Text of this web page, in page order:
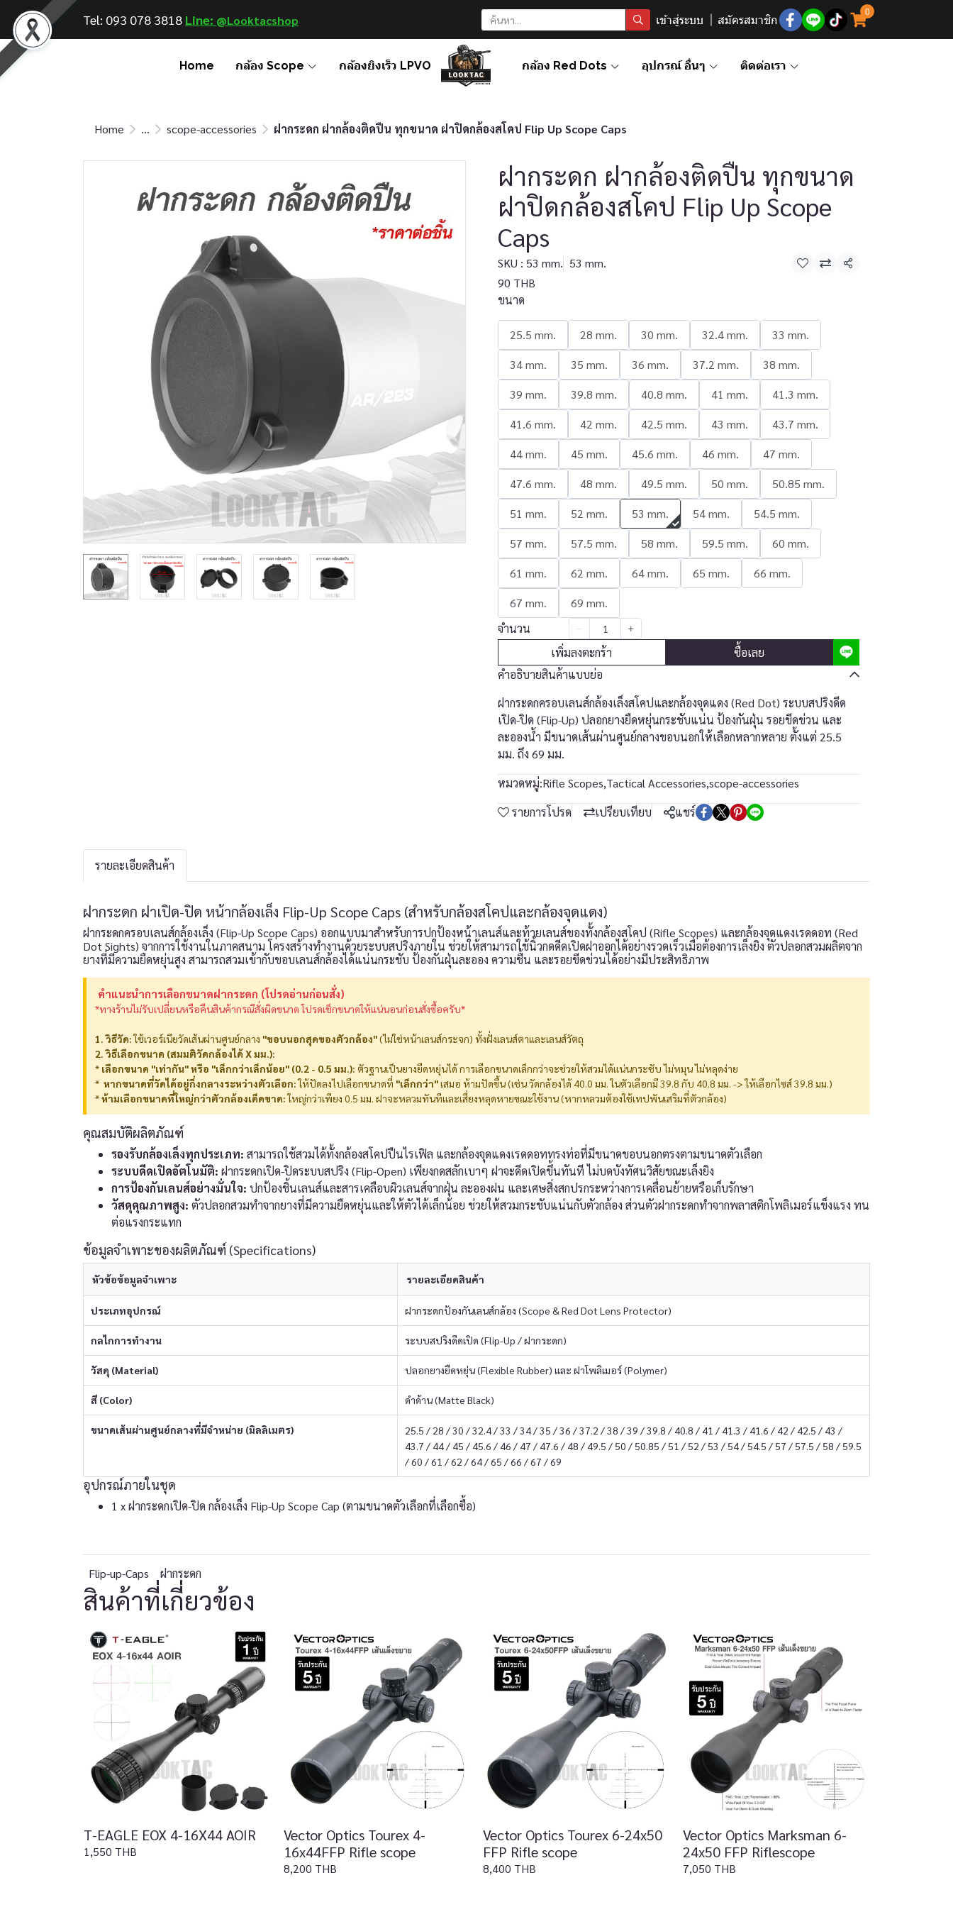
Tel: 093 078 3818 Line: @Looktac shop เข้าสู่ระบบ สมัครสมาชิก
0
Home กล้อง Scope กล้องยิงเร็ว LPVO กล้อง Red Dots อุปกรณ์ อื่นๆ ติดต่อเรา
Home ... scope-accessories ฝากระดก ฝากล้องติดปืน ทุกขนาด ฝาปิดกล้องสโคป Flip Up Scope Caps
ฝากระดก ฝากล้องติดปืน ทุกขนาด
ฝาปิดกล้องสโคป Flip Up Scope
Caps
SKU : 53 mm. 53 mm.
แชร์
90 THB
ขนาด
25.5 mm. 28 mm. 30 mm. 32.4 mm.
33 mm.
34 mm.
35 mm. 36 mm. 37.2 mm.
38 mm.
39 mm.
39.8 mm. 40.8 mm. 41 mm.
41.3 mm.
41.6 mm.
42 mm. 42.5 mm. 43 mm.
43.7 mm.
44 mm.
45 mm. 45.6 mm. 46 mm.
47 mm.
47.6 mm.
48 mm. 49.5 mm. 50 mm.
50.85 mm.
51 mm.
52 mm. 53 mm. 54 mm.
54.5 mm.
57 mm.
57.5 mm. 58 mm. 59.5 mm.
60 mm.
61 mm.
62 mm. 64 mm. 65 mm.
66 mm.
67 mm.
69 mm.
จำนวน
เพิ่มลงตะกร้า
ซื้อเลย
คำอธิบายสินค้าแบบย่อ
ฝากระดกครอบเลนส์กล้องเล็งสโคปและกล้องจุดแดง (Red Dot) ระบบสปริงดีด
เปิด-ปิด (Flip-Up) ปลอกยางยืดหยุ่นกระชับแน่น ป้องกันฝุ่น รอยขีดข่วน และ
ละอองน้ำ มีขนาดเส้นผ่านศูนย์กลางขอบนอกให้เลือกหลากหลาย ตั้งแต่ 25.5
มม. ถึง 69 มม.
หมวดหมู่:Rifle Scopes,Tactical Accessories,scope-accessories
รายการโปรด
เปรียบเทียบ แชร์
รายละเอียดสินค้า
ฝากระดก ฝาเปิด-ปิด หน้ากล้องเล็ง Flip-Up Scope Caps (สำหรับกล้องสโคปและกล้องจุดแดง)
ฝากระดกครอบเลนส์กล้องเล็ง (Flip-Up Scope Caps) ออกแบบมาสำหรับการปกป้องหน้าเลนส์และท้ายเลนส์ของทั้งกล้องสโคป (Rifle Scopes) และกล้องจุดแดงเรดดอท (Red
Dot Sights) จากการใช้งานในภาคสนาม โครงสร้างทำงานด้วยระบบสปริงภายใน ช่วยให้สามารถใช้นิ้วกดดีดเปิดฝาออกได้อย่างรวดเร็วเมื่อต้องการเล็งยิง ตัวปลอกสวมผลิตจาก
ยางที่มีความยืดหยุ่นสูง สามารถสวมเข้ากับขอบเลนส์กล้องได้แน่นกระชับ ป้องกันฝุ่นละออง ความชื้น และรอยขีดข่วนได้อย่างมีประสิทธิภาพ
️ คำแนะนำการเลือกขนาดฝากระดก (โปรดอ่านก่อนสั่ง)
*ทางร้านไม่รับเปลี่ยนหรือคืนสินค้ากรณีสั่งผิดขนาด โปรดเช็กขนาดให้แน่นอนก่อนสั่งซื้อครับ*
1. วิธีวัด:ใช้เวอร์เนียวัดเส้นผ่านศูนย์กลาง "ขอบนอกสุดของตัวกล้อง"(ไม่ใช่หน้าเลนส์กระจก) ทั้งฝั่งเลนส์ตาและเลนส์วัตถุ
2. วิธีเลือกขนาด (สมมติวัดกล้องได้ X มม.):
* เลือกขนาด "เท่ากัน" หรือ "เล็กกว่าเล็กน้อย" (0.2 - 0.5 มม.): ตัวฐานเป็นยางยืดหยุ่นได้ การเลือกขนาดเล็กกว่าจะช่วยให้สวมได้แน่นกระชับ ไม่หมุน ไม่หลุดง่าย
* ️ หากขนาดที่วัดได้อยู่กึ่งกลางระหว่างตัวเลือก:ให้ปัดลงไปเลือกขนาดที่ "เล็กกว่า"เสมอ ห้ามปัดขึ้น (เช่น วัดกล้องได้ 40.0 มม. ในตัวเลือกมี 39.8 กับ 40.8 มม. -> ให้เลือกไซส์ 39.8 มม.)
*ห้ามเลือกขนาดที่ใหญ่กว่าตัวกล้องเด็ดขาด:ใหญ่กว่าเพียง 0.5 มม. ฝาจะหลวมทันทีและเสี่ยงหลุดหายขณะใช้งาน (หากหลวมต้องใช้เทปพันเสริมที่ตัวกล้อง)
คุณสมบัติผลิตภัณฑ์
รองรับกล้องเล็งทุกประเภท: สามารถใช้สวมได้ทั้งกล้องสโคปปืนไรเฟิล และกล้องจุดแดงเรดดอททรงท่อที่มีขนาดขอบนอกตรงตามขนาดตัวเลือก
ระบบดีดเปิดอัตโนมัติ: ฝากระดกเปิด-ปิดระบบสปริง (Flip-Open) เพียงกดสลักเบาๆ ฝาจะดีดเปิดขึ้นทันที ไม่บดบังทัศนวิสัยขณะเล็งยิง
การป้องกันเลนส์อย่างมั่นใจ: ปกป้องชิ้นเลนส์และสารเคลือบผิวเลนส์จากฝุ่น ละอองฝน และเศษสิ่งสกปรกระหว่างการเคลื่อนย้ายหรือเก็บรักษา
วัสดุคุณภาพสูง: ตัวปลอกสวมทำจากยางที่มีความยืดหยุ่นและให้ตัวได้เล็กน้อย ช่วยให้สวมกระชับแน่นกับตัวกล้อง ส่วนตัวฝากระดกทำจากพลาสติกโพลิเมอร์แข็งแรง ทน
ต่อแรงกระแทก
ข้อมูลจำเพาะของผลิตภัณฑ์ (Specifications)
หัวข้อข้อมูลจำเพาะ รายละเอียดสินค้า
ประเภทอุปกรณ์ ฝากระดกป้องกันเลนส์กล้อง (Scope & Red Dot Lens Protector)
กลไกการทำงาน ระบบสปริงดีดเปิด (Flip-Up / ฝากระดก)
วัสดุ (Material) ปลอกยางยืดหยุ่น (Flexible Rubber) และ ฝาโพลิเมอร์ (Polymer)
สี (Color) ดำด้าน (Matte Black)
ขนาดเส้นผ่านศูนย์กลางที่มีจำหน่าย (มิลลิเมตร)
25.5 / 28 / 30 / 32.4 / 33 / 34 / 35 / 36 / 37.2 / 38 / 39 / 39.8 / 40.8 / 41 / 41.3 / 41.6 / 42 / 42.5 / 43 /
43.7 / 44 / 45 / 45.6 / 46 / 47 / 47.6 / 48 / 49.5 / 50 / 50.85 / 51 / 52 / 53 / 54 / 54.5 / 57 / 57.5 / 58 / 59.5
/ 60 / 61 / 62 / 64 / 65 / 66 / 67 / 69
อุปกรณ์ภายในชุด
1 x ฝากระดกเปิด-ปิด กล้องเล็ง Flip-Up Scope Cap (ตามขนาดตัวเลือกที่เลือกซื้อ)
Flip-up-Caps ฝากระดก
สินค้าที่เกี่ยวข้อง
T-EAGLE EOX 4-16X44 AOIR
1,550 THB
Vector Optics Tourex 4-
16x44FFP Rifle scope
8,200 THB
Vector Optics Tourex 6-24x50
FFP Rifle scope
8,400 THB
Vector Optics Marksman 6-
24x50 FFP Riflescope
7,050 THB